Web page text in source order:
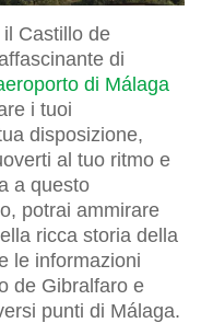
Castillo de
di
di Málaga
i tuoi
disposizione,
al tuo ritmo e
a questo
potrai ammirare
ricca storia della
le informazioni
de Gibralfaro e
punti di Málaga.